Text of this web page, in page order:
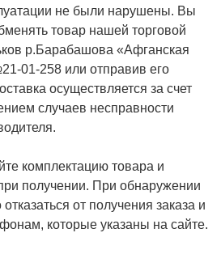
не были нарушены. Вы
товар нашей торговой
р.Барабашова «Афганская
01-258 или отправив его
осуществляется за счет
случаев несправности
комплектацию товара и
получении. При обнаружении
от получения заказа и
которые указаны на сайте.